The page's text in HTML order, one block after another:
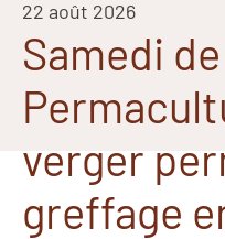
22 août 2026
Samedi
verger
greffage